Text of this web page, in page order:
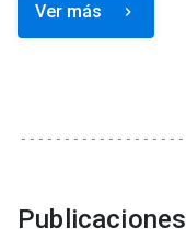
Ver más keyboard_arrow_right
Publicaciones